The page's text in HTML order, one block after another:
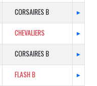
CORSAIRES B ▸
CHEVALIERS ▸
CORSAIRES B ▸
FLASH B ▸